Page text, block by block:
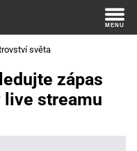
světa
zápas
live streamu